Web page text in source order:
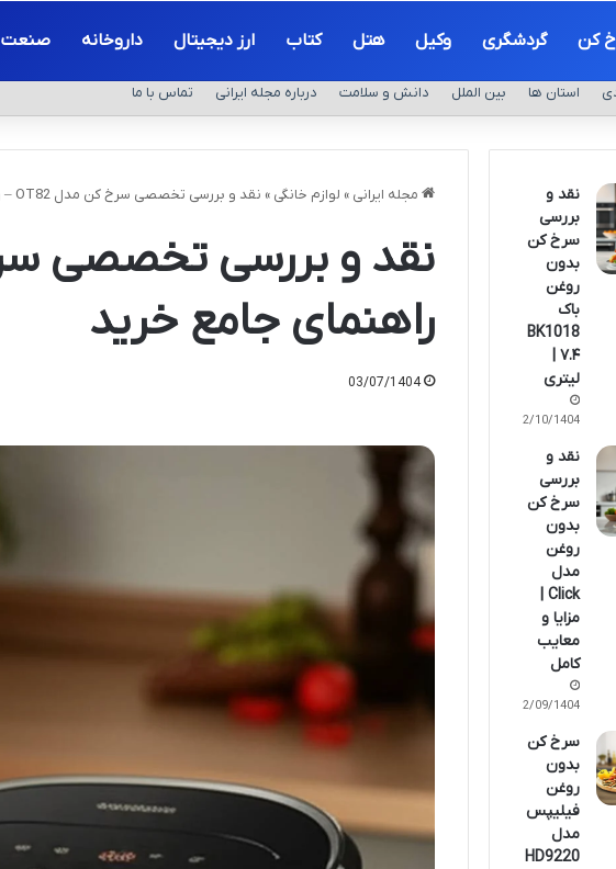
کن گردشگری وکیل هتل کتاب ارز دیجیتال داروخانه صنعت
استان ها بین الملل دانش و سلامت درباره مجله ایرانی تماس با ما
مجله ایرانی » لوازم خانگی » نقد و بررسی تخصصی سرخ کن مدل OT82 – راهنمای جامع خرید
راهنمای جامع خرید
03/07/1404
نقد و
بررسی
سرخ کن
بدون
روغن
باک
BK1018
| ۷.۴
لیتری
02/10/1404
نقد و
بررسی
سرخ کن
بدون
روغن
مدل
Click |
مزایا و
معایب
کامل
22/09/1404
سرخ کن
بدون
روغن
فیلیپس
مدل
HD9220